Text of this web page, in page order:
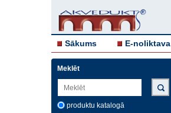
Sākums E-noliktava
Meklēt
produktu katalogā